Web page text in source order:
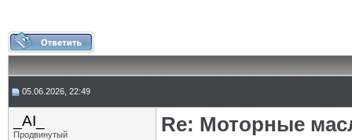
05.06.2026, 22:49
_AI_
Продвинутый
Re: Моторные